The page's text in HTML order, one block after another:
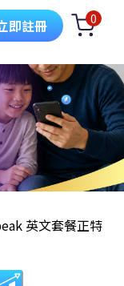
即註冊 0
英文套餐正特